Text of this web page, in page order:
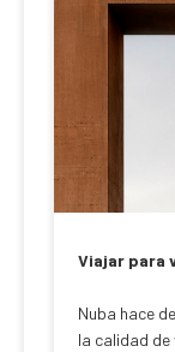
Viajar para
Nuba hace
la calidad de